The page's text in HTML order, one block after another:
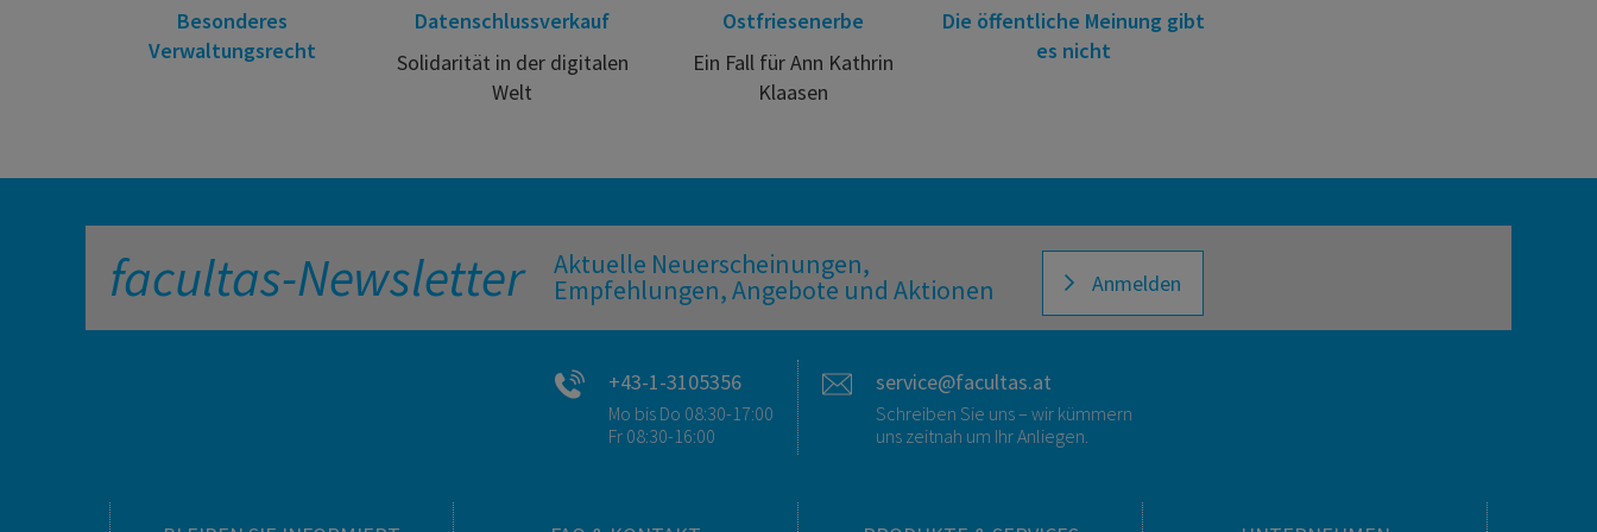
Besonderes
Verwaltungsrecht
Datenschlussverkauf
Solidarität in der digitalen
Welt
Ostfriesenerbe
Ein Fall für Ann Kathrin
Klaasen
Die öffentliche Meinung gibt
es nicht
facultas-Newsletter Aktuelle Neuerscheinungen,
Empfehlungen, Angebote und Aktionen Anmelden
+43-1-3105356
Mo bis Do 08:30-17:00
Fr 08:30-16:00
service@facultas.at
Schreiben Sie uns – wir kümmern
uns zeitnah um Ihr Anliegen.